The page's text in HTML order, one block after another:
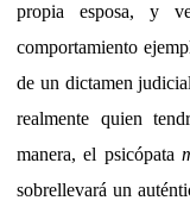
propia esposa, y
comportamiento
de un dictamen
realmente quien
manera, el psicópata
sobrellevará un